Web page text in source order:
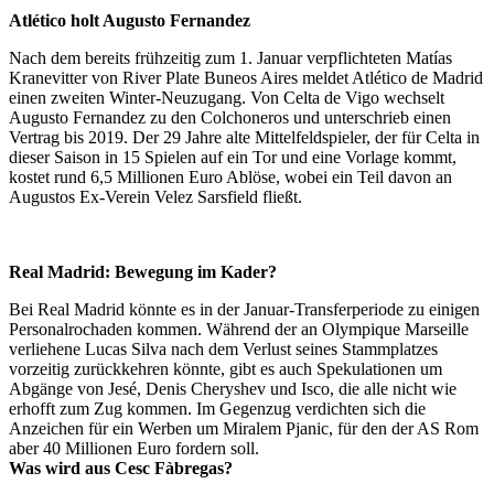
Atlético holt Augusto Fernandez
Nach dem bereits frühzeitig zum 1. Januar verpflichteten Matías
Kranevitter von River Plate Buneos Aires meldet Atlético de Madrid
einen zweiten Winter-Neuzugang. Von Celta de Vigo wechselt
Augusto Fernandez zu den Colchoneros und unterschrieb einen
Vertrag bis 2019. Der 29 Jahre alte Mittelfeldspieler, der für Celta in
dieser Saison in 15 Spielen auf ein Tor und eine Vorlage kommt,
kostet rund 6,5 Millionen Euro Ablöse, wobei ein Teil davon an
Augustos Ex-Verein Velez Sarsfield fließt.
Real Madrid: Bewegung im Kader?
Bei Real Madrid könnte es in der Januar-Transferperiode zu einigen
Personalrochaden kommen. Während der an Olympique Marseille
verliehene Lucas Silva nach dem Verlust seines Stammplatzes
vorzeitig zurückkehren könnte, gibt es auch Spekulationen um
Abgänge von Jesé, Denis Cheryshev und Isco, die alle nicht wie
erhofft zum Zug kommen. Im Gegenzug verdichten sich die
Anzeichen für ein Werben um Miralem Pjanic, für den der AS Rom
aber 40 Millionen Euro fordern soll.
Was wird aus Cesc Fàbregas?